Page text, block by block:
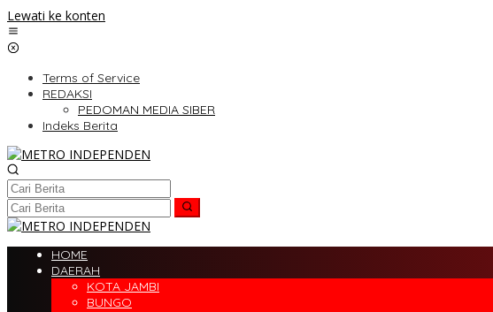
Lewati ke konten
Terms of Service
REDAKSI
PEDOMAN MEDIA SIBER
Indeks Berita
HOME
DAERAH
KOTA JAMBI
BUNGO